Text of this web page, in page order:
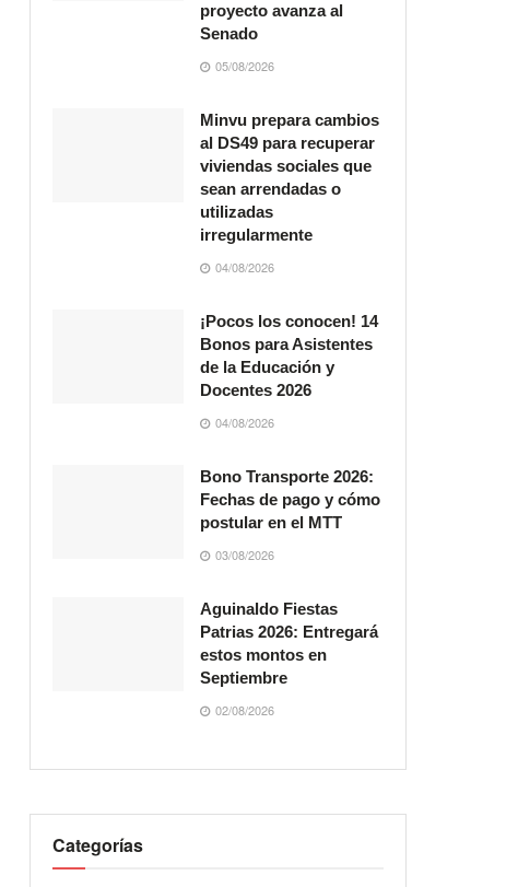
proyecto avanza al
Senado
05/08/2026
Minvu prepara cambios
al DS49 para recuperar
viviendas sociales que
sean arrendadas o
utilizadas
irregularmente
04/08/2026
¡Pocos los conocen! 14
Bonos para Asistentes
de la Educación y
Docentes 2026
04/08/2026
Bono Transporte 2026:
Fechas de pago y cómo
postular en el MTT
03/08/2026
Aguinaldo Fiestas
Patrias 2026: Entregará
estos montos en
Septiembre
02/08/2026
Categorías